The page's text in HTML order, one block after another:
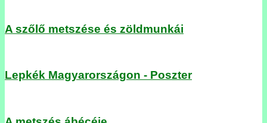
A szőlő metszése és zöldmunkái
Lepkék Magyarországon - Poszter